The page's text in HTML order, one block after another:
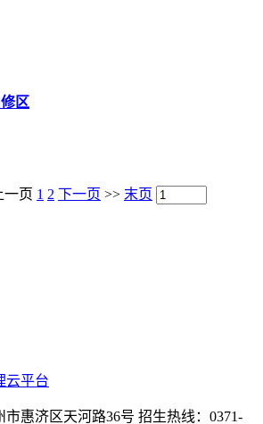
区
一页 1 2 下一页 >> 末页
云平台
惠济区天河路36号 招生热线：0371-